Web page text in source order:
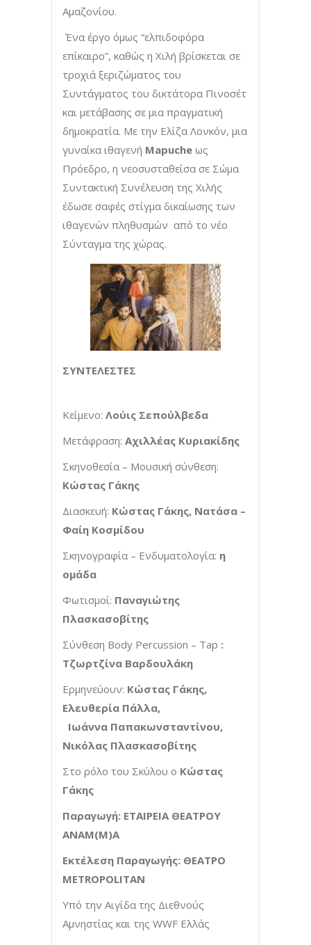
Αμαζονίου.
Ένα έργο όμως “ελπιδοφόρα
επίκαιρο”, καθώς η Χιλή βρίσκεται σε
τροχιά ξεριζώματος του
Συντάγματος του δικτάτορα Πινοσέτ
και μετάβασης σε μια πραγματική
δημοκρατία. Με την Ελίζα Λονκόν, μια
γυναίκα ιθαγενή Mapuche ως
Πρόεδρο, η νεοσυσταθείσα σε Σώμα
Συντακτική Συνέλευση της Χιλής
έδωσε σαφές στίγμα δικαίωσης των
ιθαγενών πληθυσμών από το νέο
Σύνταγμα της χώρας.
ΣΥΝΤΕΛΕΣΤΕΣ
Κείμενο: Λούις Σεπούλβεδα
Μετάφραση: Αχιλλέας Κυριακίδης
Σκηνοθεσία – Μουσική σύνθεση:
Κώστας Γάκης
Διασκευή: Κώστας Γάκης, Νατάσα –
Φαίη Κοσμίδου
Σκηνογραφία – Ενδυματολογία: η
ομάδα
Φωτισμοί: Παναγιώτης
Πλασκασοβίτης
Σύνθεση Body Percussion – Tap :
Τζωρτζίνα Βαρδουλάκη
Ερμηνεύουν: Κώστας Γάκης,
Ελευθερία Πάλλα,
Ιωάννα Παπακωνσταντίνου,
Νικόλας Πλασκασοβίτης
Στο ρόλο του Σκύλου ο Κώστας
Γάκης
Παραγωγή: ΕΤΑΙΡΕΙΑ ΘΕΑΤΡΟΥ
ΑΝΑΜ(Μ)Α
Εκτέλεση Παραγωγής: ΘΕΑΤΡΟ
METROPOLITAN
Υπό την Αιγίδα της Διεθνούς
Αμνηστίας και της WWF Ελλάς